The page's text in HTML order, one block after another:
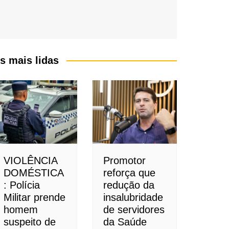
mais lidas
VIOLÊNCIA
DOMÉSTICA
: Polícia
Militar prende
homem
suspeito de
Promotor
reforça que
redução da
insalubridade
de servidores
da Saúde